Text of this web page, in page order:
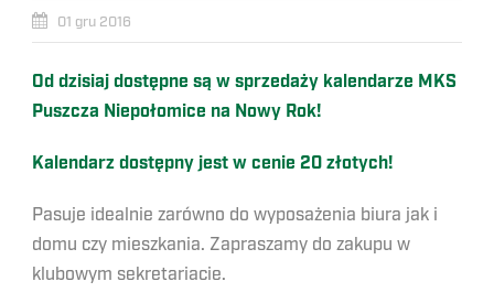
01 gru 2016
Od dzisiaj dostępne są w sprzedaży kalendarze MKS
Puszcza Niepołomice na Nowy Rok!
Kalendarz dostępny jest w cenie 20 złotych!
Pasuje idealnie zarówno do wyposażenia biura jak i
domu czy mieszkania. Zapraszamy do zakupu w
klubowym sekretariacie.